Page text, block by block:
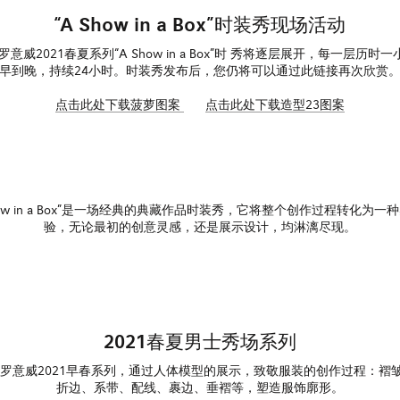
“A Show in a Box”时装秀现场活动
罗意威2021春夏系列“A Show in a Box”时 秀将逐层展开，每一层历时一
早到晚，持续24小时。时装秀发布后，您仍将可以通过此链接再次欣赏。
点击此处下载菠萝图案 点击此处下载造型23图案
in a Box”是一场经典的典藏作品时装秀，它将整个创作过程转化为一
验，无论最初的创意灵感，还是展示设计，均淋漓尽现。
2021春夏男士秀场系列
罗意威2021早春系列，通过人体模型的展示，致敬服装的创作过程：褶
折边、系带、配线、裹边、垂褶等，塑造服饰廓形。